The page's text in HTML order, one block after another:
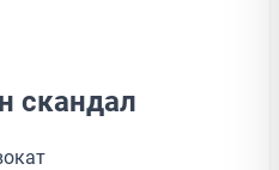
скандал